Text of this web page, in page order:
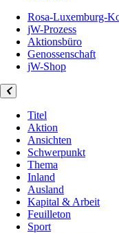
Rosa-Luxemburg-
jW-Prozess
Aktionsbüro
Genossenschaft
jW-Shop
Titel
Aktion
Ansichten
Schwerpunkt
Thema
Inland
Ausland
Kapital & Arbeit
Feuilleton
Sport